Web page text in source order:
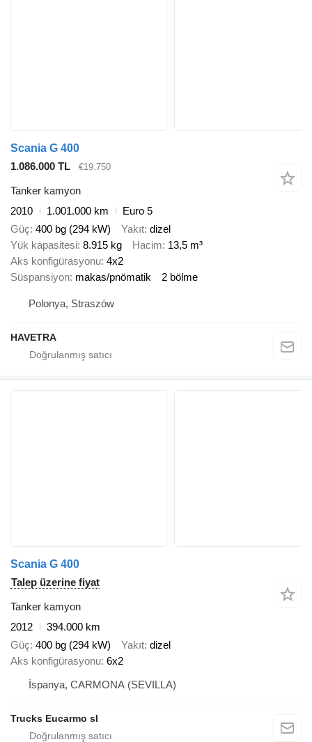
Scania G 400
1.086.000 TL
€19.750
Tanker kamyon
2010
1.001.000 km
Euro 5
Güç 400 bg (294 kW) Yakıt dizel
Yük kapasitesi 8.915 kg Hacim 13,5 m³
Aks konfigürasyonu 4x2
Süspansiyon makas/pnömatik 2 bölme
Polonya, Straszów
HAVETRA
Scania G 400
Talep üzerine fiyat
Tanker kamyon
2012
394.000 km
Güç 400 bg (294 kW) Yakıt dizel
Aks konfigürasyonu 6x2
İspanya, CARMONA (SEVILLA)
Trucks Eucarmo sl